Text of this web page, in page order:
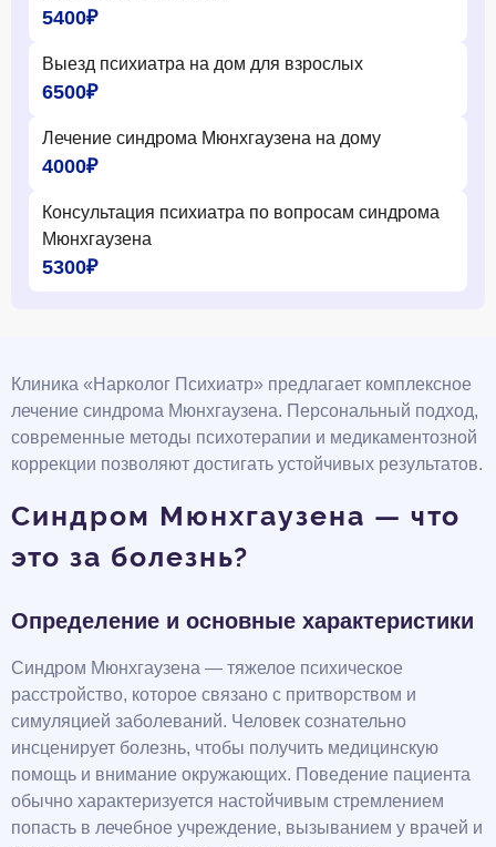
5400₽
Выезд психиатра на дом для взрослых
6500₽
Лечение синдрома Мюнхгаузена на дому
4000₽
Консультация психиатра по вопросам синдрома
Мюнхгаузена
5300₽
Клиника «Нарколог Психиатр» предлагает комплексное
лечение синдрома Мюнхгаузена. Персональный подход,
современные методы психотерапии и медикаментозной
коррекции позволяют достигать устойчивых результатов.
Синдром Мюнхгаузена — что
это за болезнь?
Определение и основные характеристики
Синдром Мюнхгаузена — тяжелое психическое
расстройство, которое связано с притворством и
симуляцией заболеваний. Человек сознательно
инсценирует болезнь, чтобы получить медицинскую
помощь и внимание окружающих. Поведение пациента
обычно характеризуется настойчивым стремлением
попасть в лечебное учреждение, вызыванием у врачей и